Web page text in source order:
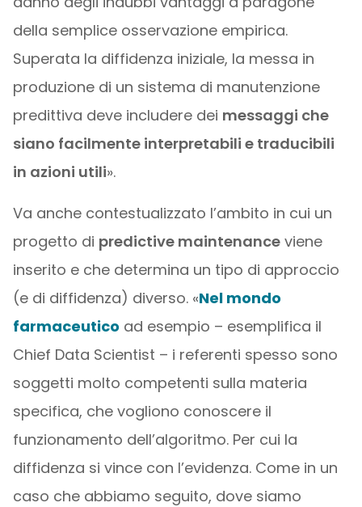
della semplice osservazione empirica.
Superata la diffidenza iniziale, la messa in
produzione di un sistema di manutenzione
predittiva deve includere dei messaggi che
siano facilmente interpretabili e traducibili
in azioni utili».
Va anche contestualizzato l’ambito in cui un
progetto di predictive maintenanceviene
inserito e che determina un tipo di approccio
(e di diffidenza) diverso. «Nel mondo
farmaceutico ad esempio – esemplifica il
Chief Data Scientist – i referenti spesso sono
soggetti molto competenti sulla materia
specifica, che vogliono conoscere il
funzionamento dell’algoritmo. Per cui la
diffidenza si vince con l’evidenza. Come in un
caso che abbiamo seguito, dove siamo